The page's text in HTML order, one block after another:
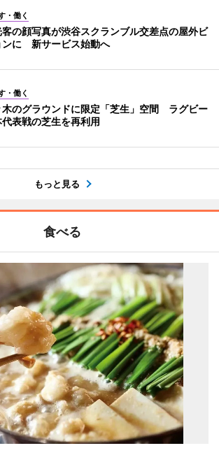
・働く
の顔写真が渋谷スクランブル交差点の屋外ビ
ンに 新サービス始動へ
・働く
木のグラウンドに限定「芝生」空間 ラグビー
代表戦の芝生を再利用
もっと見る
食べる